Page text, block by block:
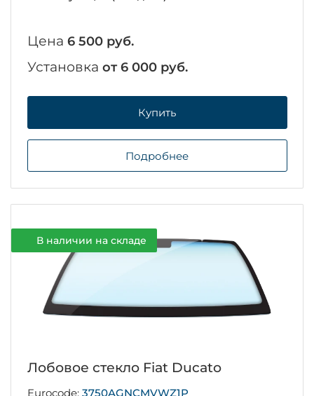
Цена 6 500 руб.
Установка от 6 000 руб.
Купить
Подробнее
В наличии на складе
Лобовое стекло Fiat Ducato
Eurocode: 3750AGNCMVWZ1P